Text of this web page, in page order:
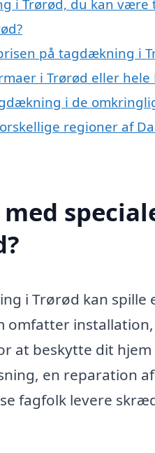
i Trørød, du kan være
på tagdækning i
i Trørød eller hele
i de
regioner af
i Trørød kan
omfatter
at beskytte dit
en reparation
fagfolk levere